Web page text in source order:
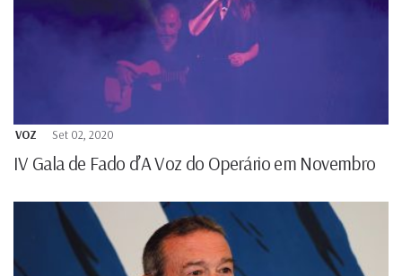
VOZ Set 02, 2020
IV Gala de Fado d’A Voz do Operário em Novembro